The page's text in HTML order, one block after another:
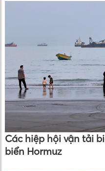
Các hiệp hội vận tải
biển Hormuz